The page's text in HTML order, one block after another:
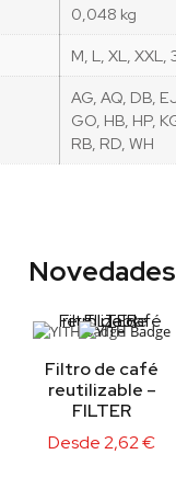
0,048 kg
M, L, XL, XXL,
AG, AQ, DB,
GO, HB, HP,
RB, RD, WH
Novedades
Filtro de café
reutilizable –
FILTER
Desde2,62€